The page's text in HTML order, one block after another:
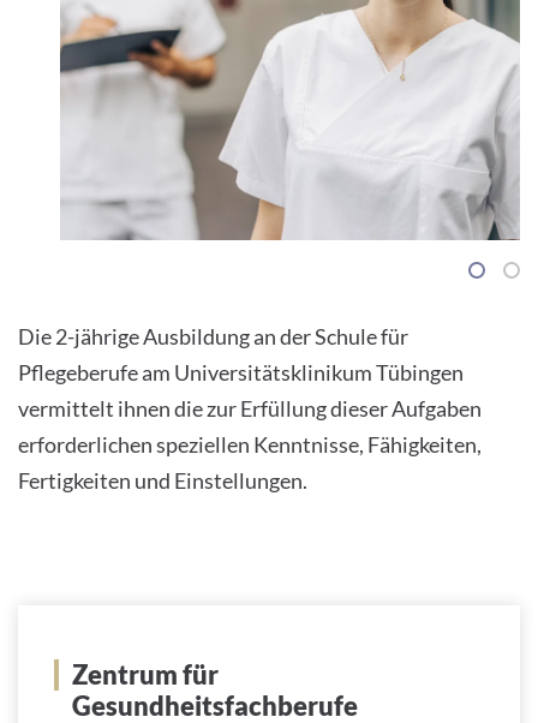
1 2
Die 2-jährige Ausbildung an der Schule für
Pflegeberufe am Universitätsklinikum Tübingen
vermittelt ihnen die zur Erfüllung dieser Aufgaben
erforderlichen speziellen Kenntnisse, Fähigkeiten,
Fertigkeiten und Einstellungen.
Zentrum für
Gesundheitsfachberufe